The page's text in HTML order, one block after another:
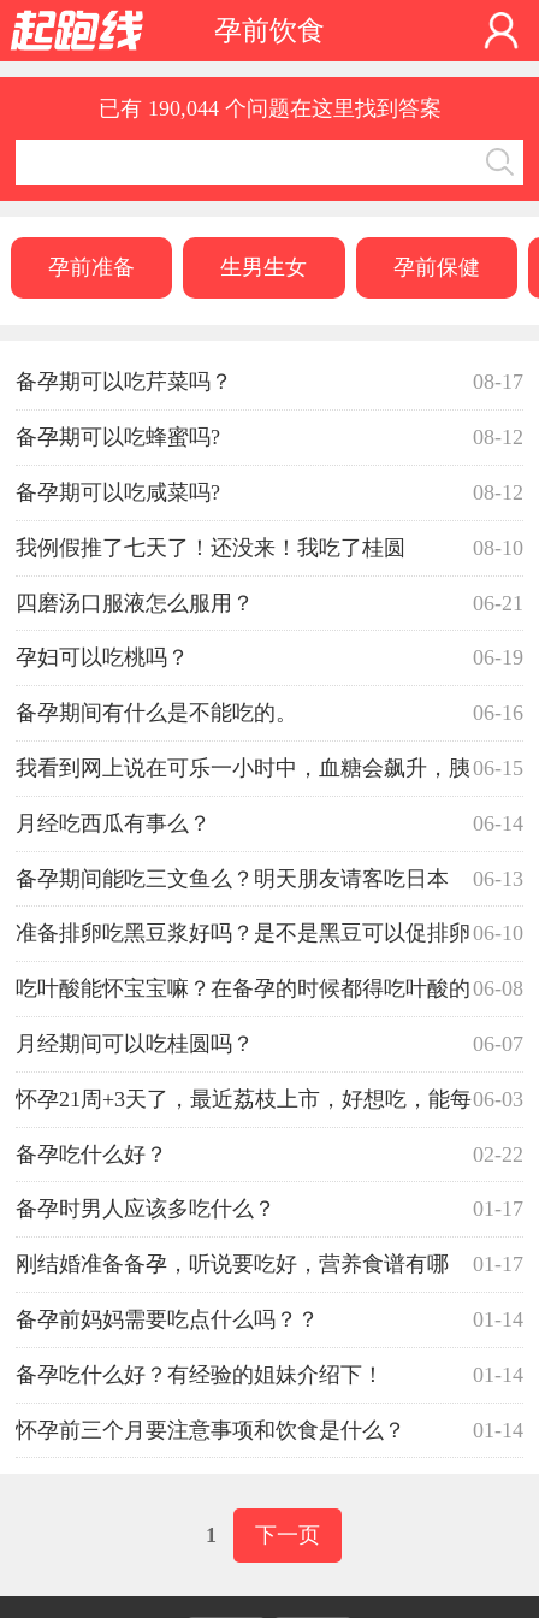
孕前饮食
已有 190,044 个问题在这里找到答案
孕前准备 生男生女 孕前保健
08-17
备孕期可以吃芹菜吗？
08-12
备孕期可以吃蜂蜜吗?
08-12
备孕期可以吃咸菜吗?
08-10
我例假推了七天了！还没来！我吃了桂圆
06-21
四磨汤口服液怎么服用？
06-19
孕妇可以吃桃吗？
06-16
备孕期间有什么是不能吃的。
06-15
我看到网上说在可乐一小时中，血糖会飙升，胰
腺满负荷生产胰岛素？ 06-14
月经吃西瓜有事么？
06-13
备孕期间能吃三文鱼么？明天朋友请客吃日本
菜，三文鱼会影响我怀孕吗？ 06-10
准备排卵吃黑豆浆好吗？是不是黑豆可以促排卵
呀? 06-08
吃叶酸能怀宝宝嘛？在备孕的时候都得吃叶酸的
吗？ 06-07
月经期间可以吃桂圆吗？
06-03
怀孕21周+3天了，最近荔枝上市，好想吃，能每
天吃两三个吗？ 02-22
备孕吃什么好？
01-17
备孕时男人应该多吃什么？
01-17
刚结婚准备备孕，听说要吃好，营养食谱有哪
些？ 01-14
备孕前妈妈需要吃点什么吗？？
01-14
备孕吃什么好？有经验的姐妹介绍下！
01-14
怀孕前三个月要注意事项和饮食是什么？
1 下一页